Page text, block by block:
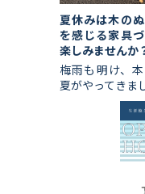
夏休みは木の
を感じる家具
楽しみませんか
梅雨も明け、
夏がやってきま